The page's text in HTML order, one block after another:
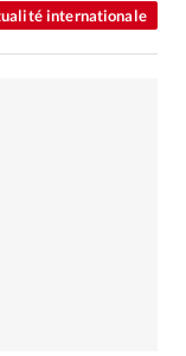
réveil
Monde
internationale